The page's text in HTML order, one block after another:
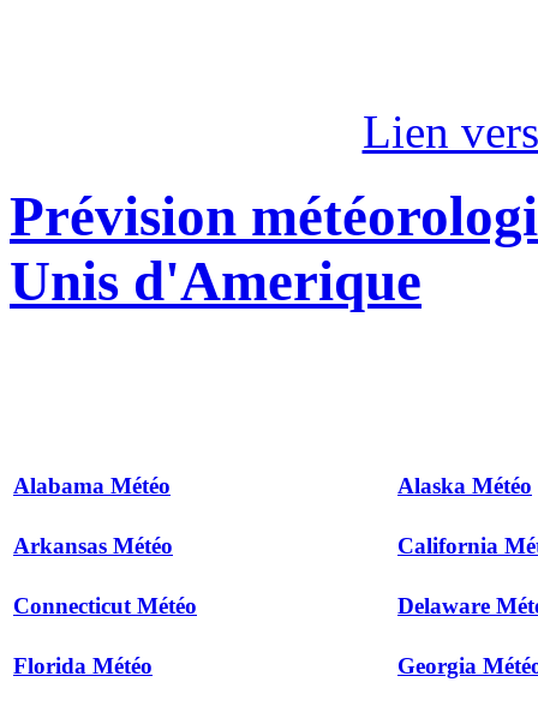
Lien
Prévision
Unis d'Amerique
Alabama Météo Alaska Météo
Arkansas Météo California
Connecticut Météo Delaware
Florida Météo Georgia